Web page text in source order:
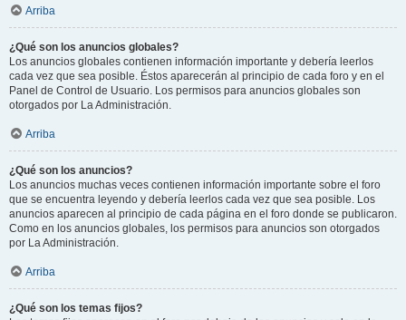
Arriba
¿Qué son los anuncios globales?
Los anuncios globales contienen información importante y debería leerlos
cada vez que sea posible. Éstos aparecerán al principio de cada foro y en el
Panel de Control de Usuario. Los permisos para anuncios globales son
otorgados por La Administración.
Arriba
¿Qué son los anuncios?
Los anuncios muchas veces contienen información importante sobre el foro
que se encuentra leyendo y debería leerlos cada vez que sea posible. Los
anuncios aparecen al principio de cada página en el foro donde se publicaron.
Como en los anuncios globales, los permisos para anuncios son otorgados
por La Administración.
Arriba
¿Qué son los temas fijos?